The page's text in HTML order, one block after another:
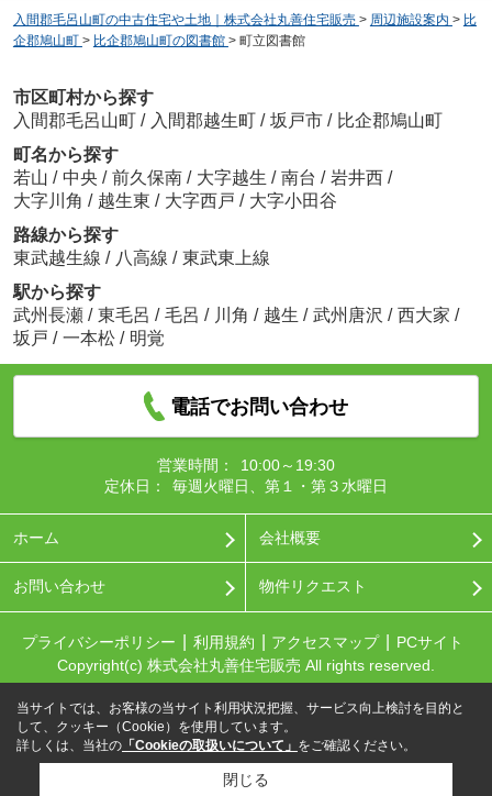
入間郡毛呂山町の中古住宅や土地｜株式会社丸善住宅販売 > 周辺施設案内 > 比
企郡鳩山町 > 比企郡鳩山町の図書館 > 町立図書館
市区町村から探す
入間郡毛呂山町 / 入間郡越生町 / 坂戸市 / 比企郡鳩山町
町名から探す
若山 / 中央 / 前久保南 / 大字越生 / 南台 / 岩井西 /
大字川角 / 越生東 / 大字西戸 / 大字小田谷
路線から探す
東武越生線 / 八高線 / 東武東上線
駅から探す
武州長瀬 / 東毛呂 / 毛呂 / 川角 / 越生 / 武州唐沢 / 西大家 /
坂戸 / 一本松 / 明覚
電話でお問い合わせ
営業時間：
10:00～19:30
定休日：
毎週火曜日、第１・第３水曜日
ホーム 会社概要
お問い合わせ 物件リクエスト
プライバシーポリシー 利用規約 アクセスマップ
PCサイト
Copyright(c) 株式会社丸善住宅販売 All rights reserved.
当サイトでは、お客様の当サイト利用状況把握、サービス向上検討を目的と
して、クッキー（Cookie）を使用しています。
詳しくは、当社の 「Cookieの取扱いについて」 をご確認ください。
閉じる